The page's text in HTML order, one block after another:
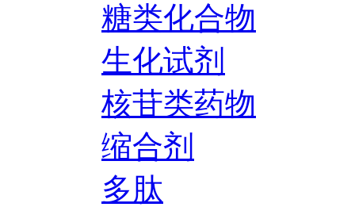
糖类化合物
生化试剂
核苷类药物
缩合剂
多肽